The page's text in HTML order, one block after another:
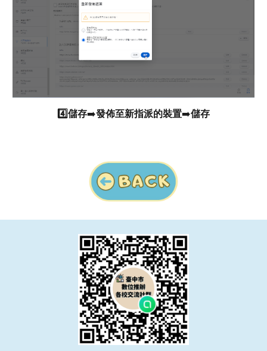
4️⃣儲存➡️發佈至新指派的裝置➡️儲存